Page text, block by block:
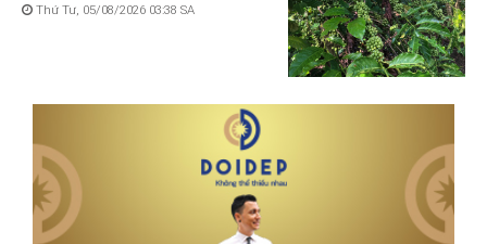
Thứ Tư, 05/08/2026 03:38 SA